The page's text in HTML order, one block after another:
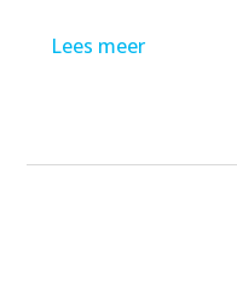
Lees meer